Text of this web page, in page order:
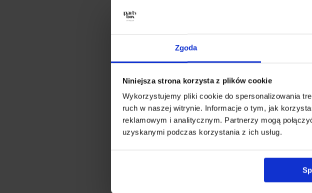
Zgoda
Niniejsza strona korzysta z plików cookie
Wykorzystujemy pliki cookie do spersonalizowania
ruch w naszej witrynie. Informacje o tym, jak
reklamowym i analitycznym. Partnerzy mogą
uzyskanymi podczas korzystania z ich usług.
8 x falafel
6 x
IDEALNE DO
Ten zestaw to
pozwalają na
sos barbecue,
zapewnia
DLA
Strips Box 2 to
Znajdziesz tu